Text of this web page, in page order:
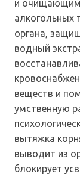
и очищающим
алкогольных
органа,
водный
веществ и
умственную
вытяжка
выводит из
блокирует